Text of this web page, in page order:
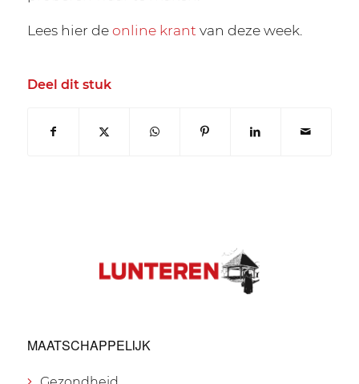
Lees hier deonline krant van deze week.
Deel dit stuk
MAATSCHAPPELIJK